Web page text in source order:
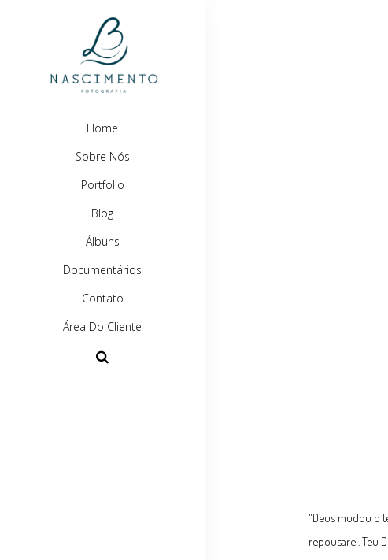
Home
Sobre Nós
Portfolio
Blog
Álbuns
Documentários
Contato
Área Do Cliente
"Deus mudou o
repousarei. Teu